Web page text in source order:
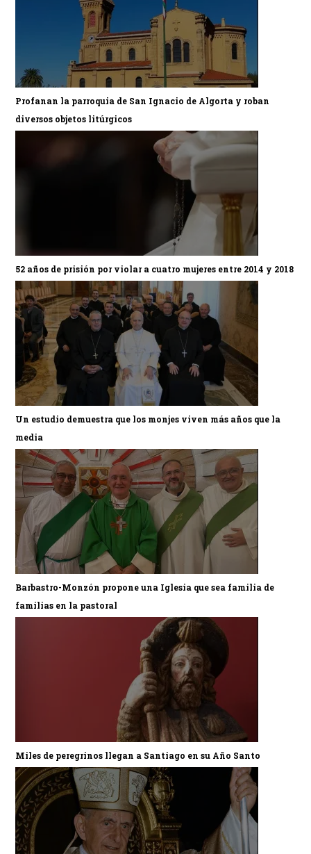
Profanan la parroquia de San Ignacio de Algorta y roban
diversos objetos litúrgicos
52 años de prisión por violar a cuatro mujeres entre 2014 y 2018
Un estudio demuestra que los monjes viven más años que la
media
Barbastro-Monzón propone una Iglesia que sea familia de
familias en la pastoral
Miles de peregrinos llegan a Santiago en su Año Santo